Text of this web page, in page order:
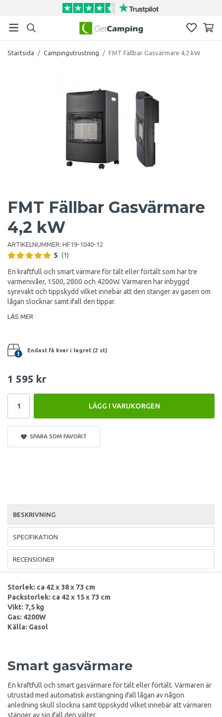
Startsida / Campingutrustning / FMT Fällbar Gasvärmare 4,2 kW
FMT Fällbar Gasvärmare
4,2 kW
ARTIKELNUMMER: HF19-1040-12
5 (1)
En kraftfull och smart värmare för tält eller förtält som har tre
värmenivåer, 1500, 2800 och 4200W. Värmaren har inbyggd
syrevakt och tippskydd vilket innebär att den stänger av gasen om
lågan slocknar samt ifall den tippar.
LÄS MER
Endast få kvar i lagret (2 st)
1 595 kr
LÄGG I VARUKORGEN
SPARA SOM FAVORIT
BESKRIVNING
SPECIFIKATION
RECENSIONER
Storlek: ca 42 x 38 x 73 cm
Packstorlek: ca 42 x 15 x 73 cm
Vikt: 7,5 kg
Gas: 4200W
Källa: Gasol
Smart gasvärmare
En kraftfull och smart gasvärmare för tält eller förtält. Värmaren är
utrustad med automatisk avstängning ifall lågan av någon
anledning skull slockna samt tippskydd vilket innebär att värmaren
stänger av sig ifall den välter.